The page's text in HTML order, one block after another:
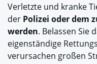
Verletzte und kranke
der Polizei oder dem
werden. Belassen Sie
eigenständige
verursachen großen